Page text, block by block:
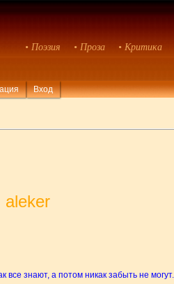
• Поэзия • Проза • Критика
Вход
aleker
знают, а потом никак забыть не могут...